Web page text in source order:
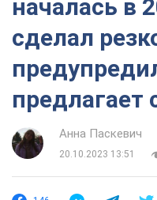
началась в
сделал
предлагает
Анна Паскевич
20.10.2023 13:51